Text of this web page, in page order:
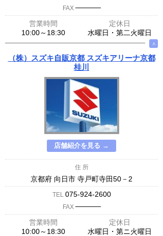
FAX ─────
営業時間
定休日
10:00～18:30
水曜日・第二火曜日
∧
（株）スズキ自販京都 スズキアリーナ京都
桂川
店舗紹介を見る →
住 所
京都府 向日市 寺戸町寺田50－2
TEL 075-924-2600
FAX ─────
営業時間
定休日
10:00～18:30
水曜日・第ニ火曜日